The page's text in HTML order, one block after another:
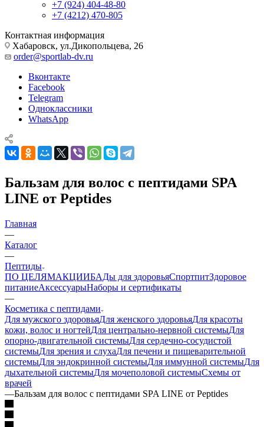
+7 (924) 404-48-80
+7 (4212) 470-805
Контактная информация
Хабаровск, ул.Дикопольцева, 26
order@sportlab-dv.ru
Вконтакте
Facebook
Telegram
Одноклассники
WhatsApp
Бальзам для волос с пептидами SPA
LINE от Peptides
Главная
—
Каталог
—
Пептиды
ПО ЦЕЛЯМАКЦИИБАДы для здоровьяСпортпитЗдоровое
питаниеАксессуарыНаборы и сертификаты
—
Косметика с пептидами
Для мужского здоровьяДля женского здоровьяДля красоты
кожи, волос и ногтейДля центрально-нервной системыДля
опорно-двигательной системыДля сердечно-сосудистой
системыДля зрения и слухаДля печени и пищеварительной
системыДля эндокринной системыДля иммунной системыДля
дыхательной системыДля мочеполовой системыСхемы от
врачей
—Бальзам для волос с пептидами SPA LINE от Peptides